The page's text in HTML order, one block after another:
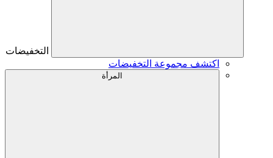
التخفيضات
اكتشف مجموعة التخفيضات
المرأة